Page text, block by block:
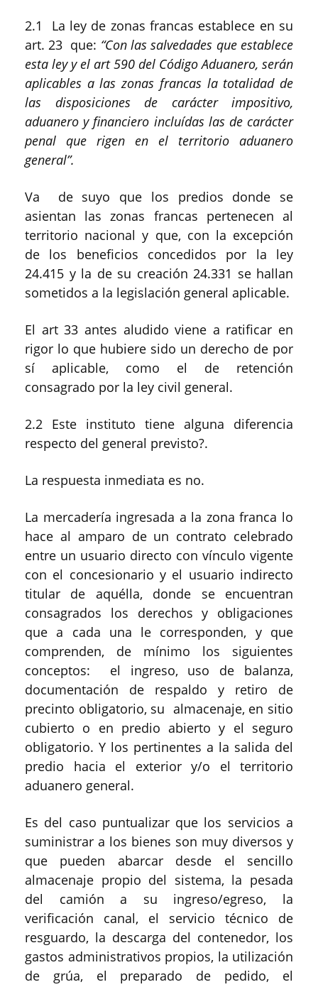
2.1 La ley de zonas francas establece en su
art. 23 que: “Con las salvedades que establece
esta ley y el art 590 del Código Aduanero, serán
aplicables a las zonas francas la totalidad de
las disposiciones de carácter impositivo,
aduanero y financiero incluídas las de carácter
penal que rigen en el territorio aduanero
general”.
Va de suyo que los predios donde se
asientan las zonas francas pertenecen al
territorio nacional y que, con la excepción
de los beneficios concedidos por la ley
24.415 y la de su creación 24.331 se hallan
sometidos a la legislación general aplicable.
El art 33 antes aludido viene a ratificar en
rigor lo que hubiere sido un derecho de por
sí aplicable, como el de retención
consagrado por la ley civil general.
2.2 Este instituto tiene alguna diferencia
respecto del general previsto?.
La respuesta inmediata es no.
La mercadería ingresada a la zona franca lo
hace al amparo de un contrato celebrado
entre un usuario directo con vínculo vigente
con el concesionario y el usuario indirecto
titular de aquélla, donde se encuentran
consagrados los derechos y obligaciones
que a cada una le corresponden, y que
comprenden, de mínimo los siguientes
conceptos: el ingreso, uso de balanza,
documentación de respaldo y retiro de
precinto obligatorio, su almacenaje, en sitio
cubierto o en predio abierto y el seguro
obligatorio. Y los pertinentes a la salida del
predio hacia el exterior y/o el territorio
aduanero general.
Es del caso puntualizar que los servicios a
suministrar a los bienes son muy diversos y
que pueden abarcar desde el sencillo
almacenaje propio del sistema, la pesada
del camión a su ingreso/egreso, la
verificación canal, el servicio técnico de
resguardo, la descarga del contenedor, los
gastos administrativos propios, la utilización
de grúa, el preparado de pedido, el